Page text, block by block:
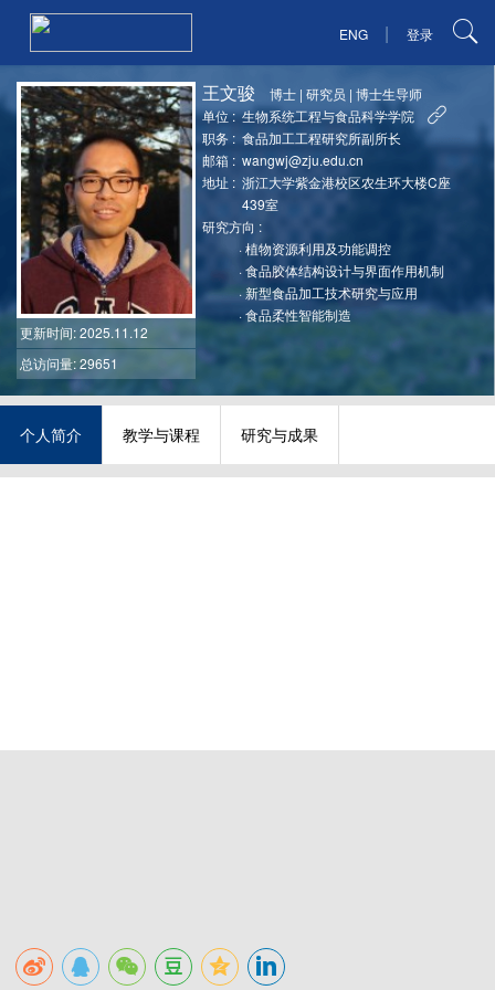
ENG | 登录
更新时间: 2025.11.12
总访问量: 29651
王文骏 博士 |研究员 |博士生导师
单位 : 生物系统工程与食品科学学院
职务 : 食品加工工程研究所副所长
邮箱 : wangwj@zju.edu.cn
地址 : 浙江大学紫金港校区农生环大楼C座
439室
研究方向 :
·植物资源利用及功能调控
·食品胶体结构设计与界面作用机制
·新型食品加工技术研究与应用
·食品柔性智能制造
个人简介 教学与课程 研究与成果